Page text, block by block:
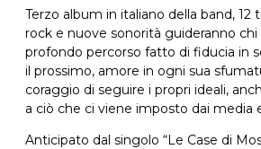
Terzo album in italiano della band, 12
rock e nuove sonorità guideranno chi
profondo percorso fatto di fiducia in
il prossimo, amore in ogni sua
coraggio di seguire i propri ideali,
a ciò che ci viene imposto dai media
Anticipato dal singolo “Le Case di